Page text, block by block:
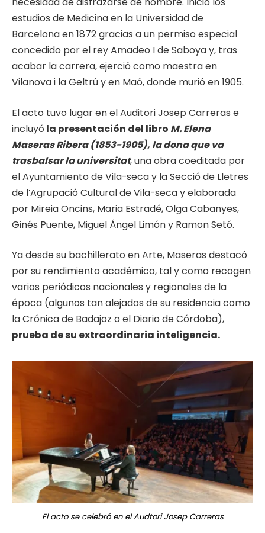
estudios de Medicina en la Universidad de
Barcelona en 1872 gracias a un permiso especial
concedido por el rey Amadeo I de Saboya y, tras
acabar la carrera, ejerció como maestra en
Vilanova i la Geltrú y en Maó, donde murió en 1905.
El acto tuvo lugar en el Auditori Josep Carreras e
incluyó la presentación del libro M. Elena
Maseras Ribera (1853-1905), la dona que va
trasbalsar la universitat, una obra coeditada por
el Ayuntamiento de Vila-seca y la Secció de Lletres
de l’Agrupació Cultural de Vila-seca y elaborada
por Mireia Oncins, Maria Estradé, Olga Cabanyes,
Ginés Puente, Miguel Ángel Limón y Ramon Setó.
Ya desde su bachillerato en Arte, Maseras destacó
por su rendimiento académico, tal y como recogen
varios periódicos nacionales y regionales de la
época (algunos tan alejados de su residencia como
la Crónica de Badajoz o el Diario de Córdoba),
prueba de su extraordinaria inteligencia.
El acto se celebró en el Audtori Josep Carreras